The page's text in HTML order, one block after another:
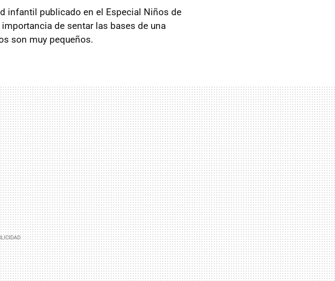
infantil publicado en el Especial Niños de
de sentar las bases de una
son muy pequeños.